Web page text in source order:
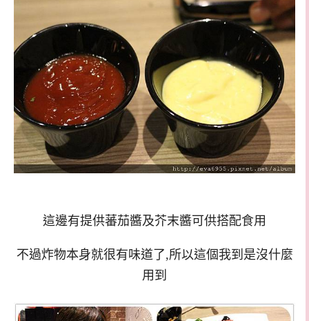
這邊有提供蕃茄醬及芥末醬可供搭配食用
不過炸物本身就很有味道了,所以這個我到是沒什麼
用到